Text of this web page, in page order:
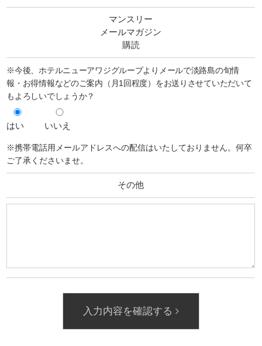
マンスリー
メールマガジン
購読
※今後、ホテルニューアワジグループよりメールで淡路島の旬情
報・お得情報などのご案内（月1回程度）をお送りさせていただいて
もよろしいでしょうか？
はい いいえ
※携帯電話用メールアドレスへの配信はいたしておりません。何卒
ご了承くださいませ。
その他
入力内容を確認する